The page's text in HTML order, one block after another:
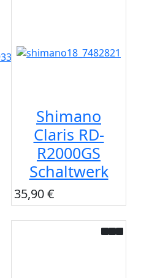
Shimano
Claris RD-
R2000GS
Schaltwerk
35,90 €